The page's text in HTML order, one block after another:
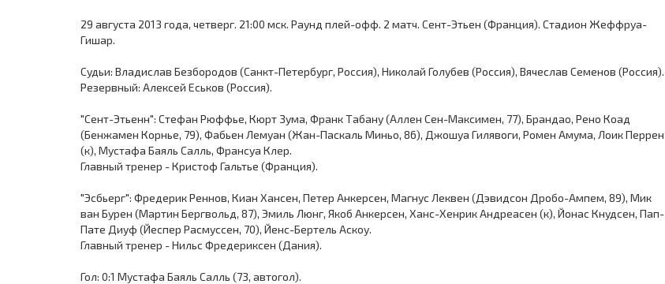
29 августа 2013 года, четверг. 21:00 мск. Раунд плей-офф. 2 матч. Сент-Этьен (Франция). Стадион Жеффруа-
Гишар.
Судьи: Владислав Безбородов (Санкт-Петербург, Россия), Николай Голубев (Россия), Вячеслав Семенов (Россия).
Резервный: Алексей Еськов (Россия).
"Сент-Этьенн": Стефан Рюффье, Кюрт Зума, Франк Табану (Аллен Сен-Максимен, 77), Брандао, Рено Коад
(Бенжамен Корнье, 79), Фабьен Лемуан (Жан-Паскаль Миньо, 86), Джошуа Гилявоги, Ромен Амума, Лоик Перрен
(к), Мустафа Баяль Салль, Франсуа Клер.
Главный тренер - Кристоф Гальтье (Франция).
"Эсбьерг": Фредерик Реннов, Киан Хансен, Петер Анкерсен, Магнус Леквен (Дэвидсон Дробо-Ампем, 89), Мик
ван Бурен (Мартин Бергвольд, 87), Эмиль Люнг, Якоб Анкерсен, Ханс-Хенрик Андреасен (к), Йонас Кнудсен, Пап-
Пате Диуф (Йеспер Расмуссен, 70), Йенс-Бертель Аскоу.
Главный тренер - Нильс Фредериксен (Дания).
Гол: 0:1 Мустафа Баяль Салль (73, автогол).